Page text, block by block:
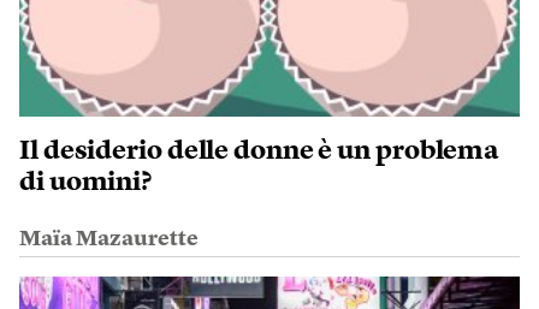
Il desiderio delle donne è un problema
di uomini?
Maïa Mazaurette